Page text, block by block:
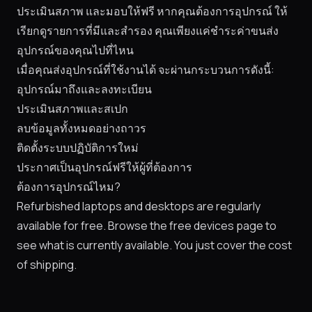
ประเมินสภาพ และมอบให้ฟรี หากคุณต้องการอุปกรณ์ ให้
เรียกดูรายการที่มีและสำรอง คุณเพียงแค่ชำระค่าขนส่ง
อุปกรณ์ของคุณไปที่ไหน
เมื่อคุณส่งอุปกรณ์ที่ใช้งานได้ จะผ่านกระบวนการดังนี้:
อุปกรณ์มาถึงและลงทะเบียน
ประเมินสภาพและสเปก
ลบข้อมูลทั้งหมดอย่างถาวร
ติดตั้งระบบปฏิบัติการใหม่
ประกาศเป็นอุปกรณ์ฟรีให้ผู้ที่ต้องการ
ต้องการอุปกรณ์ไหม?
Refurbished laptops and desktops are regularly
available for free. Browse thefree devices pageto
see what is currently available. You just cover the cost
of shipping.